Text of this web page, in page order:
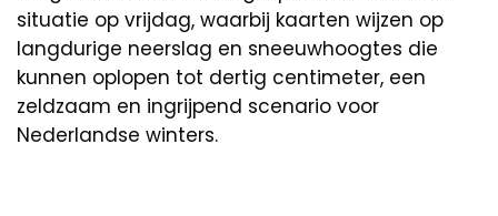
situatie op vrijdag, waarbij kaarten wijzen op
langdurige neerslag en sneeuwhoogtes die
kunnen oplopen tot dertig centimeter, een
zeldzaam en ingrijpend scenario voor
Nederlandse winters.